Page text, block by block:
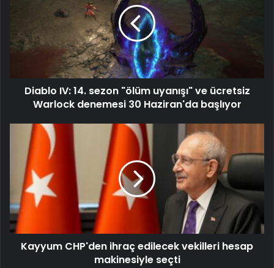
Diablo IV: 14. sezon "ölüm uyanışı" ve ücretsiz
Warlock denemesi 30 Haziran'da başlıyor
Kayyum CHP'den ihraç edilecek vekilleri hesap
makinesiyle seçti